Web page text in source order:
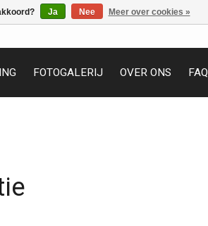
FOTOGALERIJ OVER ONS FAQ
Ja Nee Meer over cookies »